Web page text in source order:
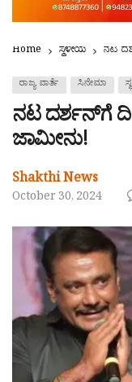
Home ಸ್ಥಳೀಯ ನಟ
ರಾಜ್ಯ ವಾರ್ತೆ ಸಿನೇಮಾ
ನಟ ದರ್ಶನ್​ಗೆ
ಜಾಮೀನು!
Shakthi News
October 30, 2024